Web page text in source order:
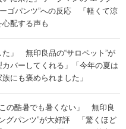
ゴパンツ”への反応 「軽くて涼
配する声も
た」 無印良品の“サロペット”が
バーしてくれる」「今年の夏は
にも褒められました」
この酷暑でも暑くない」 無印良
グパンツ”が大好評 「驚くほど